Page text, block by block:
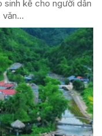
sinh kế cho người dân